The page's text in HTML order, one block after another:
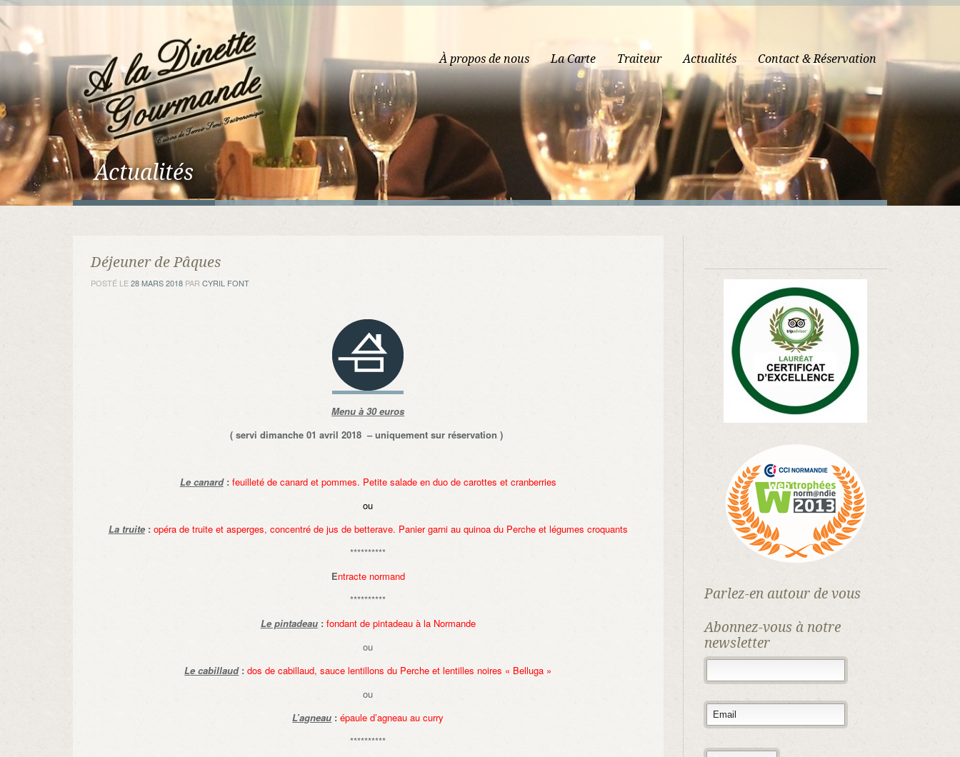
À propos de nous La Carte Traiteur Actualités Contact & Réservation
Actualités
Déjeuner de Pâques
POSTÉ LE28 MARS 2018 PAR CYRIL FONT
Menu à 30 euros
( servi dimanche 01 avril 2018 – uniquement sur réservation )
Le canard: feuilleté de canard et pommes. Petite salade en duo de carottes et cranberries
ou
La truite: opéra de truite et asperges, concentré de jus de betterave. Panier garni au quinoa du Perche et légumes croquants
**********
Entracte normand
**********
Le pintadeau: fondant de pintadeau à la Normande
ou
Le cabillaud: dos de cabillaud, sauce lentillons du Perche et lentilles noires « Belluga »
ou
L’agneau : épaule d’agneau au curry
**********
Parlez-en autour de vous
Abonnez-vous à notre
newsletter